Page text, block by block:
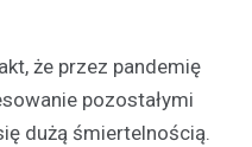
że przez pandemię
pozostałymi
dużą śmiertelnością.